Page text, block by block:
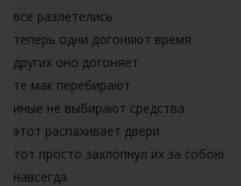
все разлетелись
теперь одни догоняют время
других оно догоняет
те мак перебирают
иные не выбирают средства
этот распахивает двери
тот просто захлопнул их за собою
навсегда